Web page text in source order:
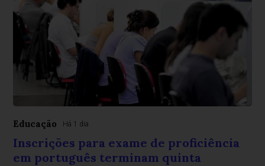
Educação Há 1 dia
Inscrições para exame de proficiência
em português terminam quinta